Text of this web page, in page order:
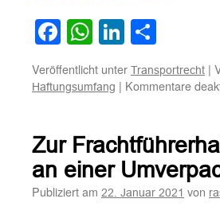
Facebook
WhatsApp
LinkedIn
Veröffentlicht unter Transportrecht |
Haftungsumfang | Kommentare
Zur
an einer
Publiziert am 22. Januar 2021 von